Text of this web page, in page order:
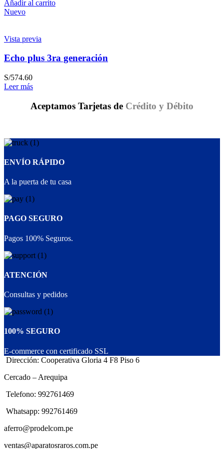
Añadir al carrito
Nuevo
Vista previa
Echo plus 3ra generación
S/574.60
Leer más
Aceptamos Tarjetas de Crédito y Débito
ENVÍO RÁPIDO
A la puerta de tu casa
PAGO SEGURO
Pagos 100% Seguros.
ATENCIÓN
Consultas y pedidos
100% SEGURO
E-commerce con certificado SSL
Dirección: Cooperativa Gloria 4 F8 Piso 6
Cercado – Arequipa
Telefono: 992761469
Whatsapp: 992761469
aferro@prodelcom.pe
ventas@aparatosraros.com.pe